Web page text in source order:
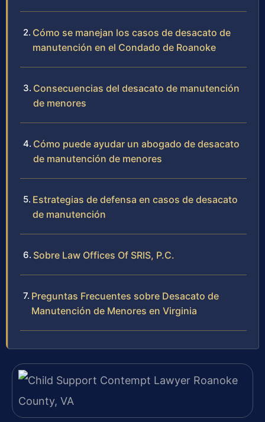
Cómo se manejan los casos de desacato de
manutención en el Condado de Roanoke
Consecuencias del desacato de manutención
de menores
Cómo puede ayudar un abogado de desacato
de manutención de menores
Estrategias de defensa en casos de desacato
de manutención
Sobre Law Offices Of SRIS, P.C.
Preguntas Frecuentes sobre Desacato de
Manutención de Menores en Virginia